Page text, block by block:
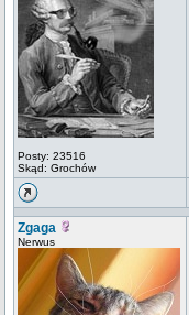
Posty: 23516
Skąd: Grochów
Zgaga
Nerwus